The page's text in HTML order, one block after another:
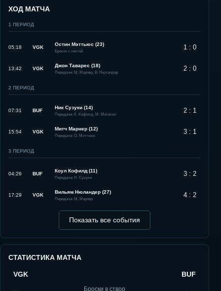
ХОД МАТЧА
1 ПЕРИОД
05:18 VGK
Остин Мэттьюс (23)
Бросок с кистей 1 : 0
13:42 VGK
Джон Таварес (18)
Передачи: М. Марнер, В. Нюландер 2 : 0
2 ПЕРИОД
07:31 BUF
Ник Сузуки (14)
Передачи: К. Кофилд, М. Матесон 2 : 1
15:54 VGK
Митч Марнер (12)
Передача: О. Мэттьюс 3 : 1
3 ПЕРИОД
04:26 BUF
Коул Кофилд (11)
Передача: Н. Сузуки 3 : 2
17:29 VGK
Вильям Нюландер (27)
Передача: М. Марнер 4 : 2
Показать все события
СТАТИСТИКА МАТЧА
VGK BUF
Броски в створ